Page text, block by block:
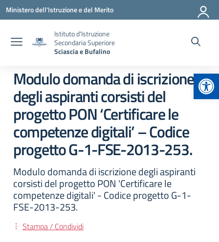
Vai ai contenuti
Vai al menu di navigazione
Vai al footer
Ministero dell'Istruzione e del Merito
Istituto d'Istruzione
Secondaria Superiore
Sciascia e Bufalino
Modulo domanda di iscrizione
degli aspiranti corsisti del
progetto PON ‘Certificare le
competenze digitali’ – Codice
progetto G-1-FSE-2013-253.
Modulo domanda di iscrizione degli aspiranti
corsisti del progetto PON 'Certificare le
competenze digitali' - Codice progetto G-1-
FSE-2013-253.
Stampa / Condividi